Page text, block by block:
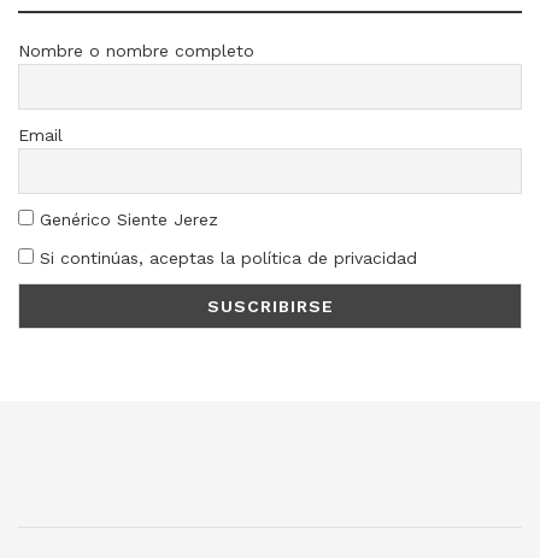
Nombre o nombre completo
Email
Genérico Siente Jerez
Si continúas, aceptas la política de privacidad